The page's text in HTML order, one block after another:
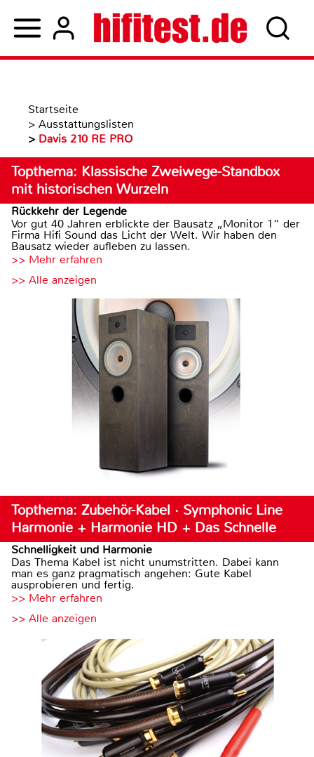
Startseite
> Ausstattungslisten
> Davis 210 RE PRO
Topthema: Klassische Zweiwege-Standbox
mit historischen Wurzeln
Rückkehr der Legende
Vor gut 40 Jahren erblickte der Bausatz „Monitor 1“ der
Firma Hifi Sound das Licht der Welt. Wir haben den
Bausatz wieder aufleben zu lassen.
>> Mehr erfahren
>> Alle anzeigen
Topthema: Zubehör-Kabel · Symphonic Line
Harmonie + Harmonie HD + Das Schnelle
Schnelligkeit und Harmonie
Das Thema Kabel ist nicht unumstritten. Dabei kann
man es ganz pragmatisch angehen: Gute Kabel
ausprobieren und fertig.
>> Mehr erfahren
>> Alle anzeigen